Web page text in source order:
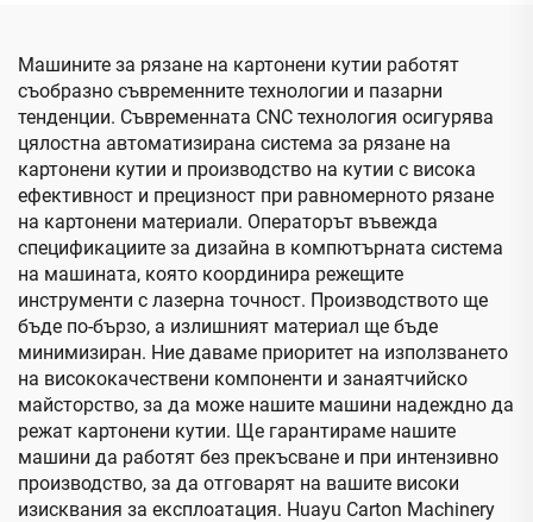
Машините за рязане на картонени кутии работят
съобразно съвременните технологии и пазарни
тенденции. Съвременната CNC технология осигурява
цялостна автоматизирана система за рязане на
картонени кутии и производство на кутии с висока
ефективност и прецизност при равномерното рязане
на картонени материали. Операторът въвежда
спецификациите за дизайна в компютърната система
на машината, която координира режещите
инструменти с лазерна точност. Производството ще
бъде по-бързо, а излишният материал ще бъде
минимизиран. Ние даваме приоритет на използването
на висококачествени компоненти и занаятчийско
майсторство, за да може нашите машини надеждно да
режат картонени кутии. Ще гарантираме нашите
машини да работят без прекъсване и при интензивно
производство, за да отговарят на вашите високи
изисквания за експлоатация. Huayu Carton Machinery